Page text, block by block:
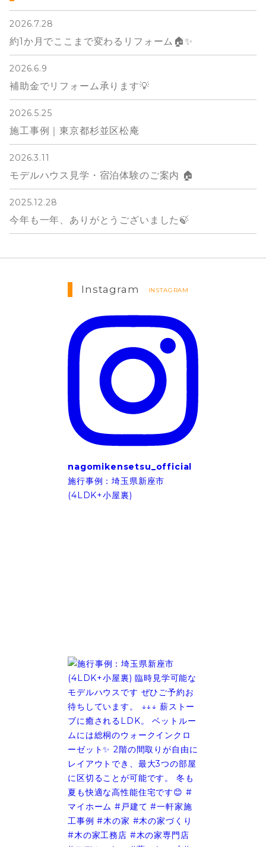
2026.7.28
約1か月でここまで変わるリフォーム🏠✨
2026.6.9
補助金でリフォーム承ります💡
2026.5.25
施工事例｜東京都杉並区松庵
2026.3.11
モデルハウス見学・宿泊体験のご案内 🏠
2025.12.28
今年も一年、ありがとうございました🍃
Instagram INSTAGRAM
nagomikensetsu_official
施行事例：埼玉県新座市
(4LDK+小屋裏)